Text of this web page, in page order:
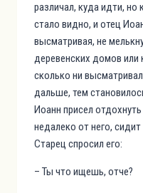
различал, куда идти, но
стало видно, и отец
высматривая, не
деревенских домов или
сколько ни
дальше, тем
Иоанн присел
недалеко от него,
Старец спросил его:
– Ты что ищешь, отче?